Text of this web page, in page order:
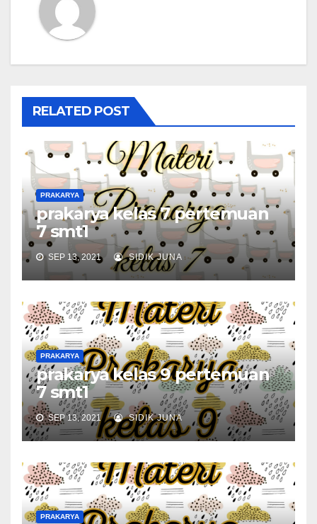
RELATED POST
PRAKARYA
prakarya kelas 7 pertemuan
7 smt1
SEP 13, 2021 SIDIK JUNA
PRAKARYA
prakarya kelas 9 pertemuan
7 smt1
SEP 13, 2021 SIDIK JUNA
PRAKARYA